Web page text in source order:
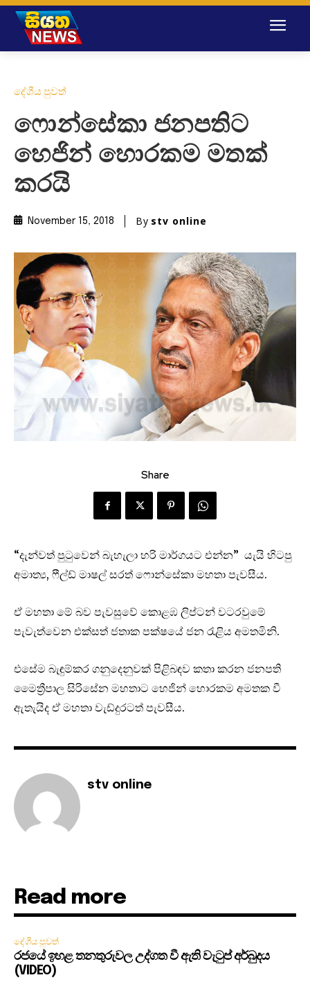
දේශීය පුවත්
ෆොන්සේකා ජනපතිට
හෙජින් හොරකම මතක්
කරයි
November 15, 2018 By stv online
Share
“දැන්වත් පුටුවෙන් බැහැලා හරි මාර්ගයට එන්න” යැයි හිටපු
අමාත්‍ය, ෆීල්ඩ් මාෂල් සරත් ෆොන්සේකා මහතා පැවසීය.
ඒ මහතා මේ බව පැවසුවේ කොළඹ ලිප්ටන් වටරවුමේ
පැවැත්වෙන එක්සත් ජතාක පක්ෂයේ ජන රැළිය අමතමිනි.
එසේම බැඳුම්කර ගනුදෙනුවක් පිළිබඳව කතා කරන ජනපති
මෛත්‍රීපාල සිරිසේන මහතාට හෙජින් හොරකම අමතක වී
ඇතැයිද ඒ මහතා වැඩ්දුරටත් පැවසීය.
stv online
Read more
දේශීය පුවත්
රජයේ ඉහළ තනතුරුවල උද්ගත වී ඇති වැටුප් අර්බුදය
(VIDEO)